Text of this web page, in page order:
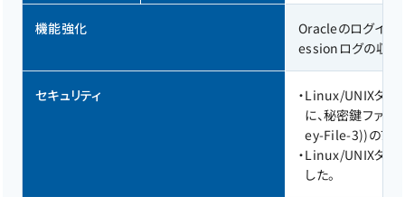
機能強化
Oracleのログイン
essionログの収集
セキュリティ ・Linux/UNIXター
に、秘密鍵ファ
ey-File-3))のアッ
・Linux/UNIXター
した。